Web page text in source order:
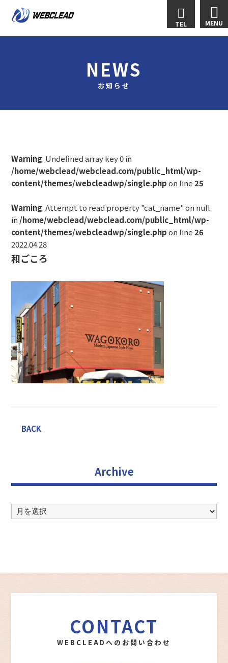
MENU
TEL
NEWS
お知らせ
Warning: Undefined array key 0 in
/home/webclead/webclead.com/public_html/wp-
content/themes/webcleadwp/single.phpon line25
Warning: Attempt to read property "cat_name" on null
in /home/webclead/webclead.com/public_html/wp-
content/themes/webcleadwp/single.phpon line26
2022.04.28
和ごころ
BACK
Archive
Archive
CONTACT
WEBCLEADへのお問い合わせ